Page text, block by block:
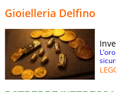
Gioielleria Delfino
sicuri